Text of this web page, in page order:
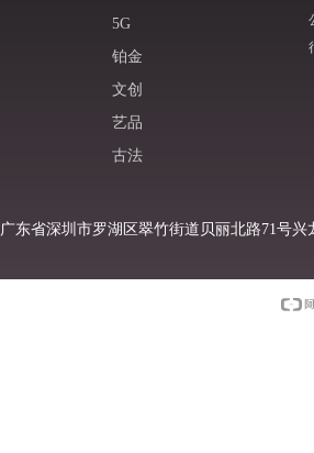
广东省深圳市罗湖区翠竹街道贝丽北路71号兴
5G
铂金
文创
艺品
古法